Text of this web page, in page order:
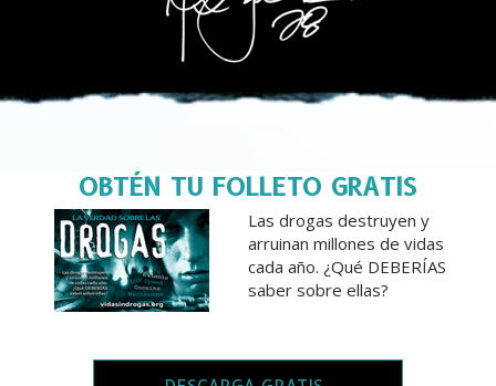
OBTÉN TU FOLLETO GRATIS
Las drogas destruyen y
arruinan millones de vidas
cada año. ¿Qué DEBERÍAS
saber sobre ellas?